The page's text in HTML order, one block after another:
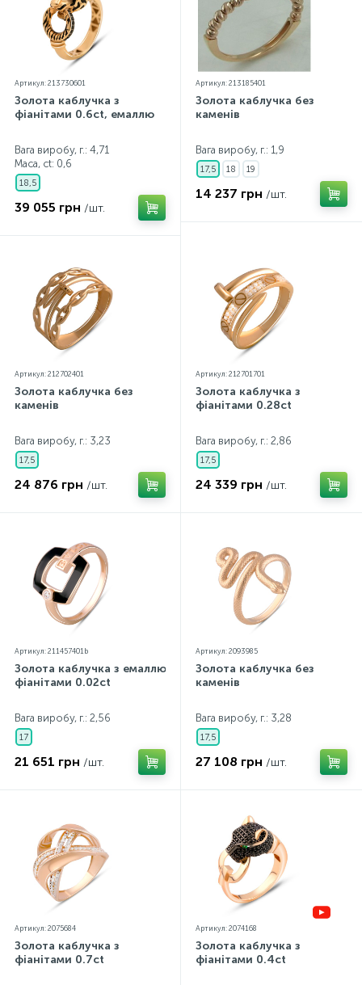
Артикул: 213730601
Золота каблучка з
фіанітами 0.6ct, емаллю
Вага виробу, г.: 4,71
Маса, ct: 0,6
18,5
39 055 грн /шт.
Артикул: 213185401
Золота каблучка без
каменів
Вага виробу, г.: 1,9
17,5 18 19
14 237 грн /шт.
Артикул: 212702401
Золота каблучка без
каменів
Вага виробу, г.: 3,23
17,5
24 876 грн /шт.
Артикул: 212701701
Золота каблучка з
фіанітами 0.28ct
Вага виробу, г.: 2,86
17,5
24 339 грн /шт.
Артикул: 211457401b
Золота каблучка з емаллю,
фіанітами 0.02ct
Вага виробу, г.: 2,56
17
21 651 грн /шт.
Артикул: 2093985
Золота каблучка без
каменів
Вага виробу, г.: 3,28
17,5
27 108 грн /шт.
Артикул: 2075684
Золота каблучка з
фіанітами 0.7ct
Артикул: 2074168
Золота каблучка з
фіанітами 0.4ct